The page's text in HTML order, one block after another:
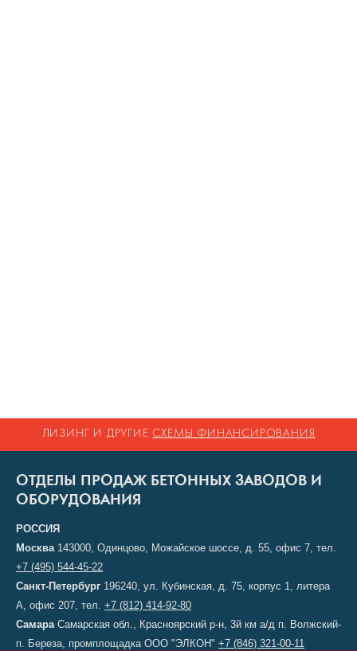
ЛИЗИНГ И ДРУГИЕ СХЕМЫ ФИНАНСИРОВАНИЯ
ОТДЕЛЫ ПРОДАЖ БЕТОННЫХ ЗАВОДОВ И
ОБОРУДОВАНИЯ
РОССИЯ
Москва143000, Одинцово, Можайское шоссе, д. 55, офис 7, тел.
+7 (495) 544-45-22
Санкт-Петербург 196240, ул. Кубинская, д. 75, корпус 1, литера
А, офис 207, тел. +7 (812) 414-92-80
СамараСамарская обл., Красноярский р-н, 3й км а/д п. Волжский-
п. Береза, промплощадка ООО "ЭЛКОН" +7 (846) 321-00-11